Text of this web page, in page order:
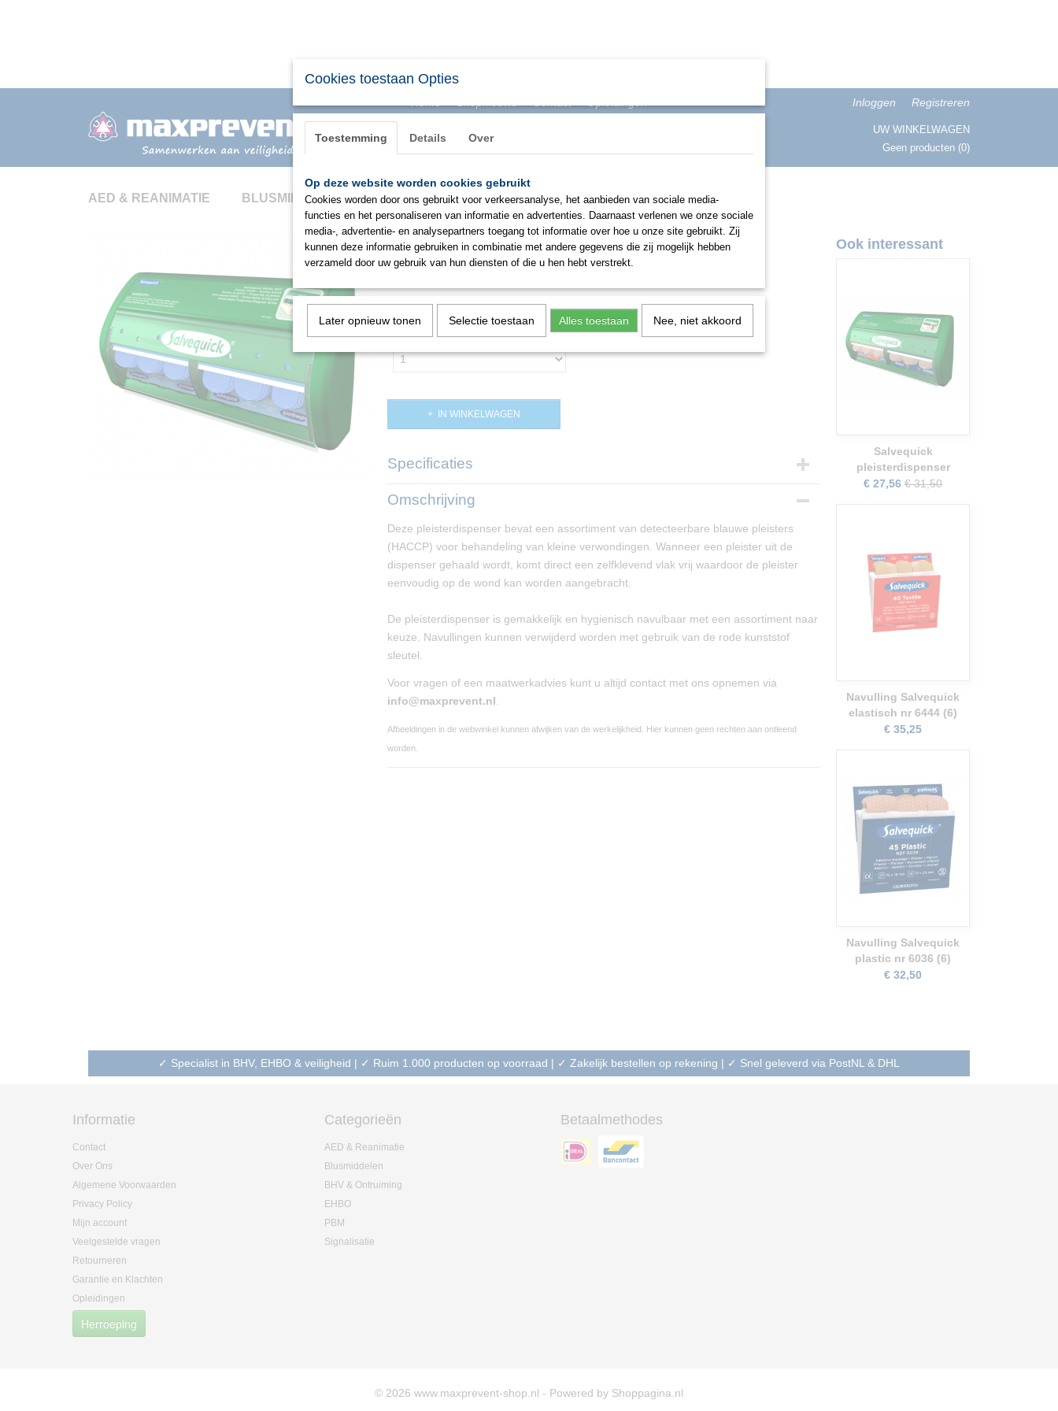
Inloggen Registreren
UW WINKELWAGEN
Geen producten (0)
AED & REANIMATIE BLUSMIDDELEN BHV & ONTRUIMING EHBO PBM SIGNALISATIE
Salvequick pleisterdispenser HACCP
€ 46,68
✓Op voorraad
IN WINKELWAGEN
Specificaties
Productcode
Omschrijving
Deze pleisterdispenser bevat een assortiment van detecteerbare blauwe pleisters
(HACCP) voor behandeling van kleine verwondingen. Wanneer een pleister uit de
dispenser gehaald wordt, komt direct een zelfklevend vlak vrij waardoor de pleister
eenvoudig op de wond kan worden aangebracht.
De pleisterdispenser is gemakkelijk en hygienisch navulbaar met een assortiment naar
keuze. Navullingen kunnen verwijderd worden met gebruik van de rode kunststof
sleutel.
Voor vragen of een maatwerkadvies kunt u altijd contact met ons opnemen via
info@maxprevent.nl
Afbeeldingen in de webwinkel kunnen afwijken van de werkelijkheid. Hier kunnen geen rechten aan ontleend
worden.
Ook interessant
Salvequick
pleisterdispenser
€ 27,56 € 31,50
Navulling Salvequick
elastisch nr 6444 (6)
€ 35,25
Navulling Salvequick
plastic nr 6036 (6)
€ 32,50
✓ Specialist in BHV, EHBO & veiligheid | ✓ Ruim 1.000 producten op voorraad | ✓ Zakelijk bestellen op rekening | ✓ Snel geleverd via PostNL & DHL
Informatie
Contact
Over Ons
Algemene Voorwaarden
Privacy Policy
Mijn account
Veelgestelde vragen
Retourneren
Garantie en Klachten
Opleidingen
Herroeping
Categorieën
AED & Reanimatie
Blusmiddelen
BHV & Ontruiming
EHBO
PBM
Signalisatie
Betaalmethodes
© 2026 www.maxprevent-shop.nl - Powered by Shoppagina.nl
Cookies toestaan Opties
Toestemming Details Over
Op deze website worden cookies gebruikt
Cookies worden door ons gebruikt voor verkeersanalyse, het aanbieden van sociale media-
functies en het personaliseren van informatie en advertenties. Daarnaast verlenen we onze sociale
media-, advertentie- en analysepartners toegang tot informatie over hoe u onze site gebruikt. Zij
kunnen deze informatie gebruiken in combinatie met andere gegevens die zij mogelijk hebben
verzameld door uw gebruik van hun diensten of die u hen hebt verstrekt.
Later opnieuw tonen Selectie toestaan Alles toestaan Nee, niet akkoord